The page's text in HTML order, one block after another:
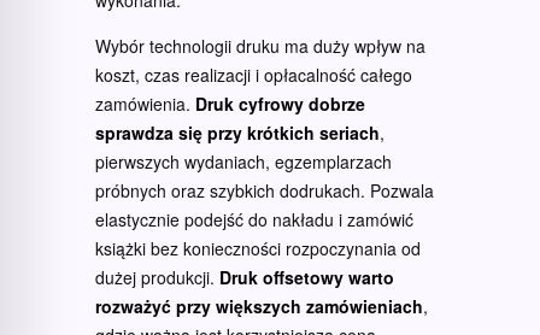
Wybór technologii druku ma duży wpływ na
koszt, czas realizacji i opłacalność całego
zamówienia. Druk cyfrowy dobrze
sprawdza się przy krótkich seriach,
pierwszych wydaniach, egzemplarzach
próbnych oraz szybkich dodrukach. Pozwala
elastycznie podejść do nakładu i zamówić
książki bez konieczności rozpoczynania od
dużej produkcji. Druk offsetowy warto
rozważyć przy większych zamówieniach,